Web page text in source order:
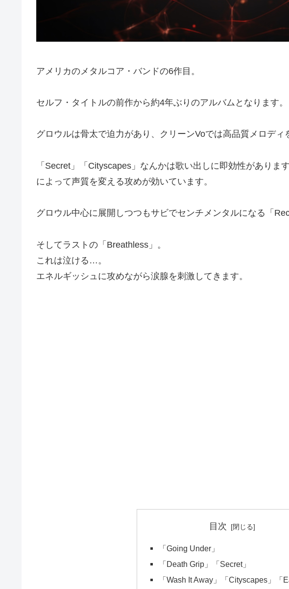
アメリカのメタルコア・バンドの6作目。
セルフ・タイトルの前作から約4年ぶりのアルバムとなります。
グロウルは骨太で迫力があり、クリーンVoでは高品質メロディ
「Secret」「Cityscapes」なんかは歌い出しに即効性がありま
によって声質を変える攻めが効いています。
グロウル中心に展開しつつもサビでセンチメンタルになる「
そしてラストの「Breathless」。
これは泣ける…。
エネルギッシュに攻めながら涙腺を刺激してきます。
目次
「Going Under」
「Death Grip」「Secret」
「Wash It Away」「Cityscapes」「